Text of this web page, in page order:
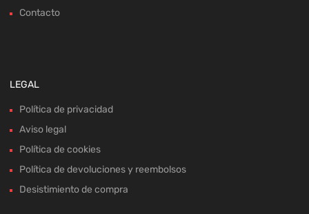
Contacto
LEGAL
Política de privacidad
Aviso legal
Política de cookies
Política de devoluciones y reembolsos
Desistimiento de compra